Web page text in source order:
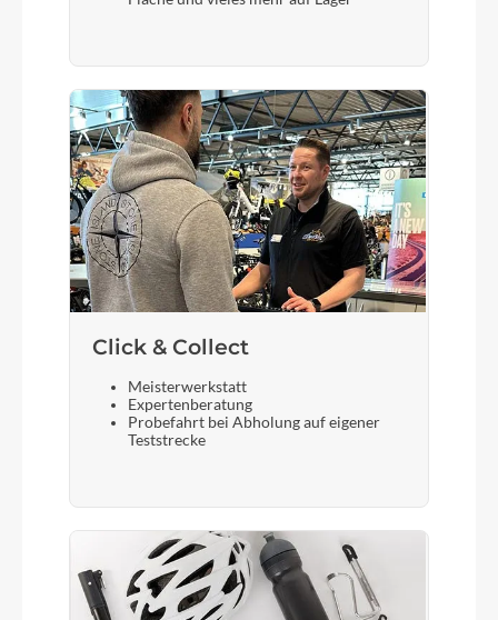
Kette
REZ7000
Rücklicht
SLIM ST 930900
Vorderrad Nabe
Scheinwerfer
ECOLINE No.926410 mit Standlichtfunktion
20"
Gepäckträger
Click & Collect
Meisterwerkstatt
Expertenberatung
Probefahrt bei Abholung auf eigener
Teststrecke